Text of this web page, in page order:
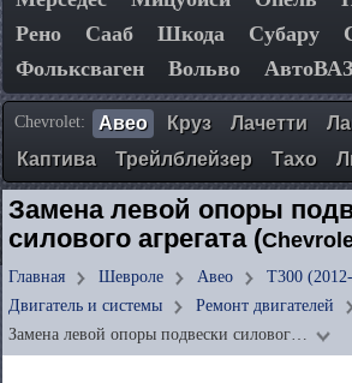
Рено
Сааб Шкода Субару
Фольксваген
Вольво АвтоВАЗ
Chevrolet: Авео Круз Лачетти
Каптива
Трейлблейзер Тахо
Замена левой опоры
силового агрегата (
Главная Шевроле Авео
T300
Двигатель и системы
Ремонт двигателей
Замена левой опоры подвески силовог…